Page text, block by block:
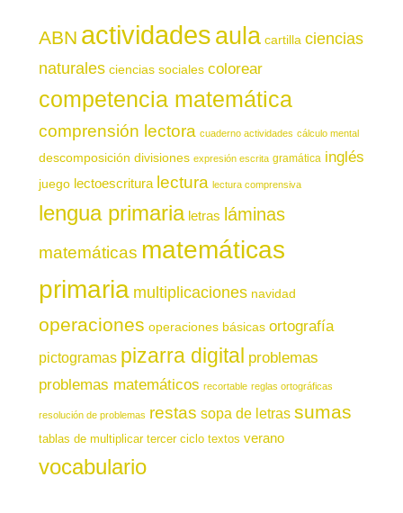
ABN actividadesaula cartilla ciencias
naturales ciencias sociales colorear
competencia matemática
comprensión lectora cuaderno actividades cálculo mental
descomposición divisiones expresión escrita gramática inglés
juego lectoescritura lectura lectura comprensiva
lengua primaria letras láminas
matemáticas matemáticas
primaria multiplicaciones navidad
operaciones operaciones básicas ortografía
pictogramas pizarra digital problemas
problemas matemáticos recortable reglas ortográficas
resolución de problemas restas sopa de letras sumas
tablas de multiplicar tercer ciclo textos verano
vocabulario